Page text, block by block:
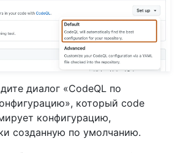
диалог «CodeQL по
который code
конфигурацию,
созданную по умолчанию.